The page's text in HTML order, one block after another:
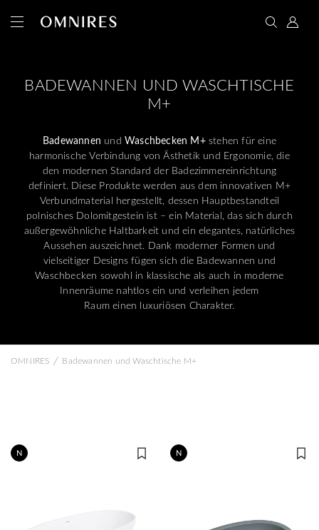
BADEWANNEN UND WASCHTISCHE
M+
Badewannen und Waschbecken M+stehen für eine
harmonische Verbindung von Ästhetik und Ergonomie, die
den modernen Standard der Badezimmereinrichtung
definiert. Diese Produkte werden aus dem innovativen M+
Verbundmaterial hergestellt, dessen Hauptbestandteil
polnisches Dolomitgestein ist – ein Material, das sich durch
außergewöhnliche Haltbarkeit und ein elegantes, natürliches
Aussehen auszeichnet. Dank moderner Formen und
vielseitiger Designs fügen sich die Badewannen und
Waschbecken sowohl in klassische als auch in moderne
Innenräume nahtlos ein und verleihen jedem
Raum einen luxuriösen Charakter.
OMNIRES / Badewannen und Waschtische M+
N N